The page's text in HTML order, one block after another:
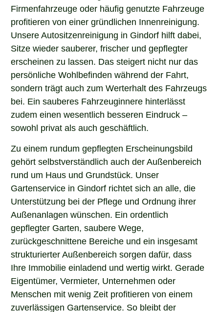
Firmenfahrzeuge oder häufig genutzte Fahrzeuge
profitieren von einer gründlichen Innenreinigung.
Unsere Autositzenreinigung in Gindorf hilft dabei,
Sitze wieder sauberer, frischer und gepflegter
erscheinen zu lassen. Das steigert nicht nur das
persönliche Wohlbefinden während der Fahrt,
sondern trägt auch zum Werterhalt des Fahrzeugs
bei. Ein sauberes Fahrzeuginnere hinterlässt
zudem einen wesentlich besseren Eindruck –
sowohl privat als auch geschäftlich.
Zu einem rundum gepflegten Erscheinungsbild
gehört selbstverständlich auch der Außenbereich
rund um Haus und Grundstück. Unser
Gartenservice in Gindorf richtet sich an alle, die
Unterstützung bei der Pflege und Ordnung ihrer
Außenanlagen wünschen. Ein ordentlich
gepflegter Garten, saubere Wege,
zurückgeschnittene Bereiche und ein insgesamt
strukturierter Außenbereich sorgen dafür, dass
Ihre Immobilie einladend und wertig wirkt. Gerade
Eigentümer, Vermieter, Unternehmen oder
Menschen mit wenig Zeit profitieren von einem
zuverlässigen Gartenservice. So bleibt der